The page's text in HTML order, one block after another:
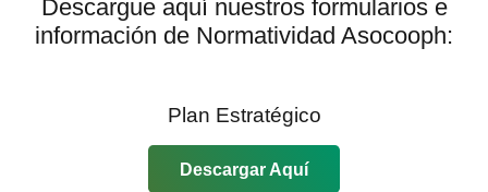
Descargue aquí nuestros formularios e
información de Normatividad Asocooph:
Plan Estratégico
Descargar Aquí